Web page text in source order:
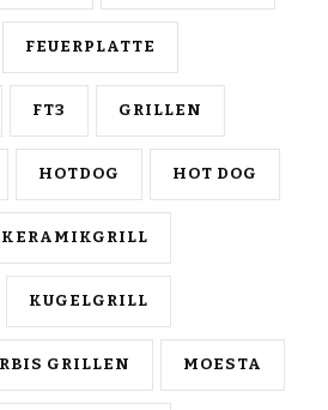
FEUERPLATTE
FT3 GRILLEN
HOTDOG HOT DOG
KERAMIKGRILL
KUGELGRILL
GRILLEN MOESTA